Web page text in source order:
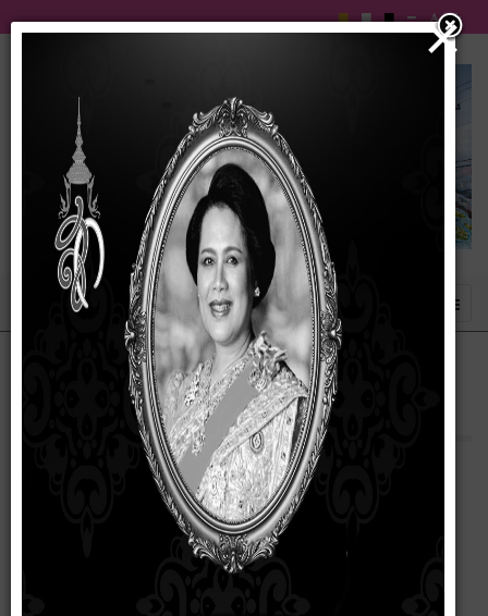
รายงานผลตามนโยบาย No Gift Policy พ.ศ.
รายงานผลตามนโยบาย No Gift Policy พ.ศ. 2566
×